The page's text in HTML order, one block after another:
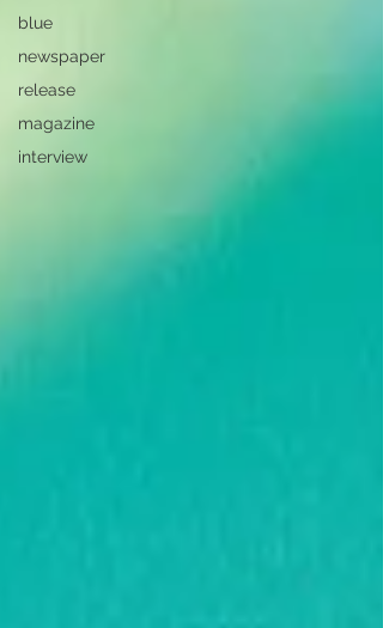
blue
newspaper
release
magazine
interview